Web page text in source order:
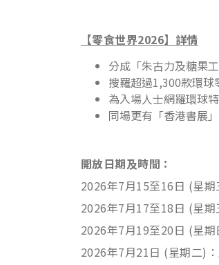
【零食世界2026】詳情
分成「朱古力及糖果
搜羅超過1,300款環球
為入場人士網羅環球
同場更有「香港書展
開放日期及時間：
2026年7月15至16日 (星
2026年7月17至18日 (星
2026年7月19至20日 (星
2026年7月21日 (星期二)